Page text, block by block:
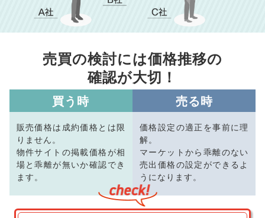
売買の検討には価格推移の
確認が大切！
買う時
販売価格は成約価格とは限
りません。
物件サイトの掲載価格が相
場と乖離が無いか確認でき
ます。
売る時
価格設定の適正を事前に理
解。
マーケットから乖離のない
売出価格の設定ができるよ
うになります。